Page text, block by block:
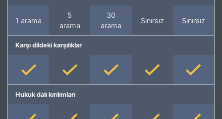
1 arama
5
arama
30
arama
Sınırsız Sınırsız
Karşı dildeki karşılıklar
Hukuk dalı kırılımları